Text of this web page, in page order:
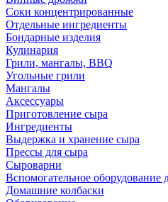
Соки концентрированные
Отдельные ингредиенты
Бондарные изделия
Кулинария
Грили, мангалы, BBQ
Угольные грили
Мангалы
Аксессуары
Приготовление сыра
Ингредиенты
Выдержка и хранение сыра
Прессы для сыра
Сыроварни
Вспомогательное оборудование
Домашние колбаски